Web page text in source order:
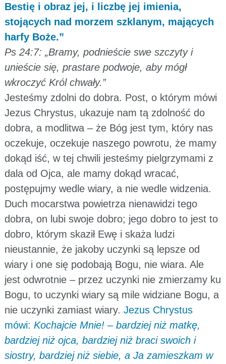
Bestię i obraz jej, i liczbę jej imienia,
stojących nad morzem szklanym, mających
harfy Boże.”
Ps 24:7: „Bramy, podnieście swe szczyty i
unieście się, prastare podwoje, aby mógł
wkroczyć Król chwały.”
Jesteśmy zdolni do dobra. Post, o którym mówi
Jezus Chrystus, ukazuje nam tą zdolność do
dobra, a modlitwa – że Bóg jest tym, który nas
oczekuje, oczekuje naszego powrotu, że mamy
dokąd iść, w tej chwili jesteśmy pielgrzymami z
dala od Ojca, ale mamy dokąd wracać,
postępujmy wedle wiary, a nie wedle widzenia.
Duch mocarstwa powietrza nienawidzi tego
dobra, on lubi swoje dobro; jego dobro to jest to
dobro, którym skaził Ewę i skaża ludzi
nieustannie, że jakoby uczynki są lepsze od
wiary i one się podobają Bogu, nie wiara. Ale
jest odwrotnie – przez uczynki nie zmierzamy ku
Bogu, to uczynki wiary są mile widziane Bogu, a
nie uczynki zamiast wiary. Jezus Chrystus
mówi: Kochajcie Mnie! – bardziej niż matkę,
bardziej niż ojca, bardziej niż braci swoich i
siostry, bardziej niż siebie, a Ja zamieszkam w